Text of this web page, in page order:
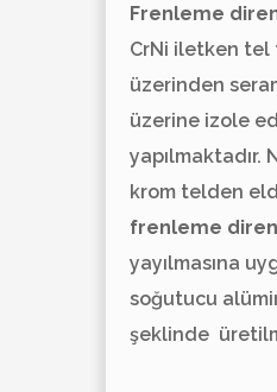
Frenleme
CrNi iletken tel
üzerinden
üzerine izole
yapılmaktadır.
krom telden
frenleme
yayılmasına
soğutucu
şeklinde